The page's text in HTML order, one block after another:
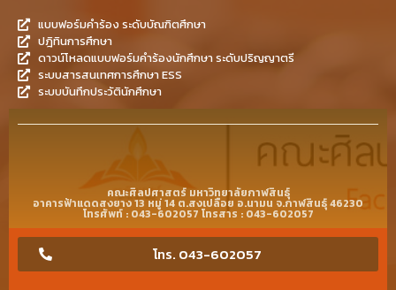
แบบฟอร์มคำร้อง ระดับบัณฑิตศึกษา
ปฎิทินการศึกษา
ดาวน์โหลดแบบฟอร์มคำร้องนักศึกษา ระดับปริญญาตรี
ระบบสารสนเทศการศึกษา ESS
ระบบบันทึกประวัตินักศึกษา
คณะศิลปศาสตร์ มหาวิทยาลัยกาฬสินธุ์
อาคารฟ้าแดดสงยาง 13 หมู่ 14 ต.สงเปลือย อ.นามน จ.กาฬสินธุ์ 46230
โทรศัพท์ : 043-602057 โทรสาร : 043-602057
โทร. 043-602057